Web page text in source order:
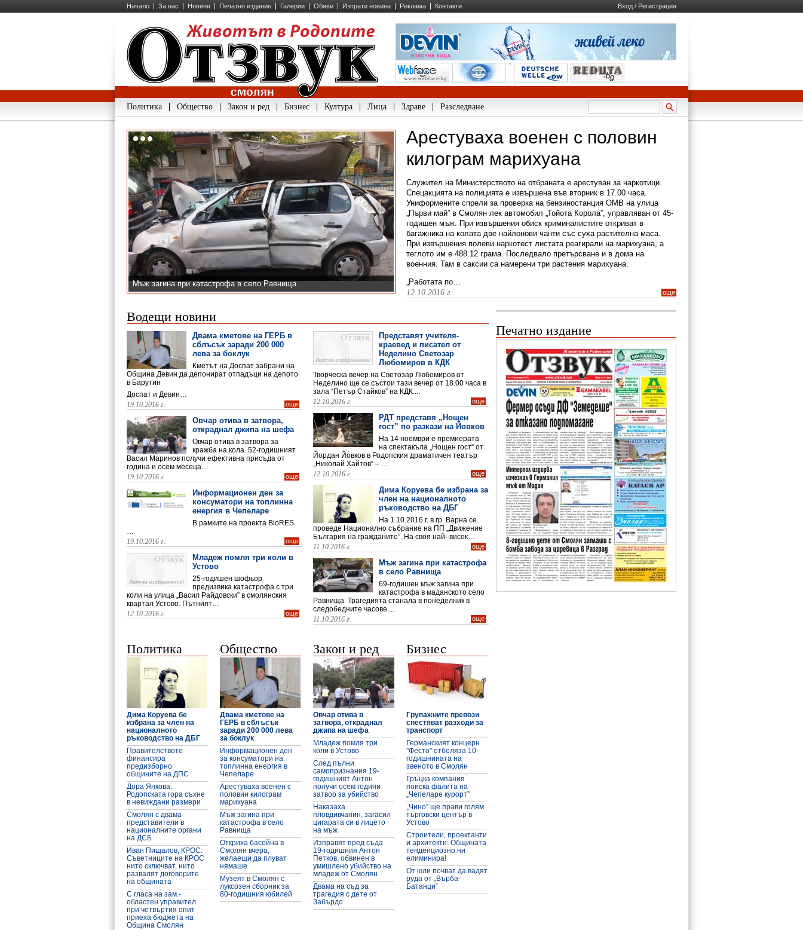
Начало За нас Новини Печатно издание Галерии Обяви Изпрати новина Реклама Контакти Вход / Регистрация
Политика Общество Закон и ред Бизнес Култура Лица Здраве Разследване
Арестуваха военен с половин
килограм марихуана
Служител на Министерството на отбраната е арестуван за наркотици.
Спецакцията на полицията е извършена във вторник в 17.00 часа.
Униформените спрели за проверка на бензиностанция ОМВ на улица
„Първи май” в Смолян лек автомобил „Тойота Корола”, управляван от 45-
годишен мъж. При извършения обиск криминалистите откриват в
багажника на колата две найлонови чанти със суха растителна маса.
При извършения полеви наркотест листата реагирали на марихуана, а
теглото им е 488.12 грама. Последвало претърсване и в дома на
военния. Там в саксии са намерени три растения марихуана.
„Работата по…
още
12.10.2016 г.
Мъж загина при катастрофа в село Равнища
Откриха басейна в Смолян вчера, желаещи да плуват нямаше
Тежка катастрофа в Устово, жена разби с глава стъклото на УАЗ-ка
Водещи новини
Двама кметове на ГЕРБ в
сблъсък заради 200 000
лева за боклук
Кметът на Доспат забрани на
Община Девин да депонират отпадъци на депото
в Барутин
Доспат и Девин…
още
19.10.2016 г.
Овчар отива в затвора,
откраднал джипа на шефа
Овчар отива в затвора за
кражба на кола. 52-годишният
Васил Маринов получи ефективна присъда от
година и осем месеца…
още
19.10.2016 г.
Информационен ден за
консуматори на топлинна
енергия в Чепеларе
В рамките на проекта BioRES
…
още
19.10.2016 г.
Младеж помля три коли в
Устово
25-годишен шофьор
предизвика катастрофа с три
коли на улица „Васил Райдовски” в смолянския
квартал Устово. Пътният…
още
12.10.2016 г.
Представят учителя-
краевед и писател от
Неделино Светозар
Любомиров в КДК
Творческа вечер на Светозар Любомиров от
Неделино ще се състои тази вечер от 18.00 часа в
зала “Петър Стайков” на КДК....
още
12.10.2016 г.
РДТ представя „Нощен
гост” по разкази на Йовков
На 14 ноември е премиерата
на спектакъла „Нощен гост“ от
Йордан Йовков в Родопския драматичен театър
„Николай Хайтов“ – …
още
12.10.2016 г.
Дима Коруева бе избрана за
член на националното
ръководство на ДБГ
На 1.10.2016 г. в гр. Варна се
проведе Национално събрание на ПП „Движение
България на гражданите”. На своя най–висок…
още
11.10.2016 г.
Мъж загина при катастрофа
в село Равнища
69-годишен мъж загина при
катастрофа в маданското село
Равнища. Трагедията станала в понеделник в
следобедните часове....
още
11.10.2016 г.
Политика
Дима Коруева бе
избрана за член на
националното
ръководство на ДБГ
Правителството
финансира
предизборно
общините на ДПС
Дора Янкова:
Родопската гора съхне
в невиждани размери
Смолян с двама
представители в
националните органи
на ДСБ
Иван Пищалов, КРОС:
Съветниците на КРОС
нито сключват, нито
развалят договорите
на общината
С гласа на зам.-
областен управител
при четвъртия опит
приеха бюджета на
Община Смолян
Общество
Двама кметове на
ГЕРБ в сблъсък
заради 200 000 лева
за боклук
Информационен ден
за консуматори на
топлинна енергия в
Чепеларе
Арестуваха военен с
половин килограм
марихуана
Мъж загина при
катастрофа в село
Равнища
Откриха басейна в
Смолян вчера,
желаещи да плуват
нямаше
Музеят в Смолян с
луксозен сборник за
80-годишния юбилей
Закон и ред
Овчар отива в
затвора, откраднал
джипа на шефа
Младеж помля три
коли в Устово
След пълни
самопризнания 19-
годишният Антон
получи осем години
затвор за убийство
Наказаха
пловдивчанин, загасил
цигарата си в лицето
на мъж
Изправят пред съда
19-годишния Антон
Петков, обвинен в
умишлено убийство на
младеж от Смолян
Двама на съд за
трагедия с дете от
Забърдо
Бизнес
Групажните превози
спестяват разходи за
транспорт
Германският концерн
"Фесто" отбеляза 10-
годишнината на
звеното в Смолян
Гръцка компания
поиска фалита на
„Чепеларе курорт”
„Чино” ще прави голям
търговски център в
Устово
Строители, проектанти
и архитекти: Общината
тенденциозно ни
елиминира!
От юли почват да вадят
руда от „Върба-
Батанци“
Печатно издание